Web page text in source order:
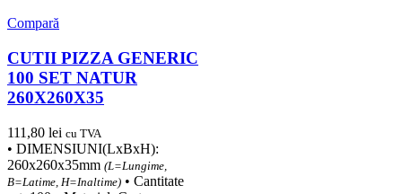
Compară
CUTII PIZZA GENERIC
100 SET NATUR
260X260X35
111,80 lei cu TVA
• DIMENSIUNI(LxBxH):
260x260x35mm (L=Lungime,
B=Latime, H=Inaltime) • Cantitate